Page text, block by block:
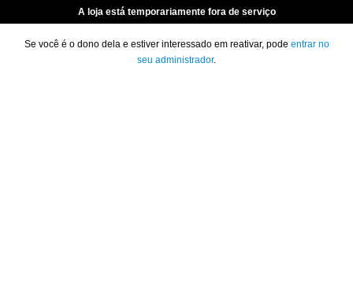
A loja está temporariamente fora de serviço
Se você é o dono dela e estiver interessado em reativar, pode entrar no
seu administrador.